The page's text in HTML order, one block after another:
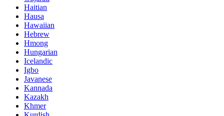
Haitian
Hausa
Hawaiian
Hebrew
Hmong
Hungarian
Icelandic
Igbo
Javanese
Kannada
Kazakh
Khmer